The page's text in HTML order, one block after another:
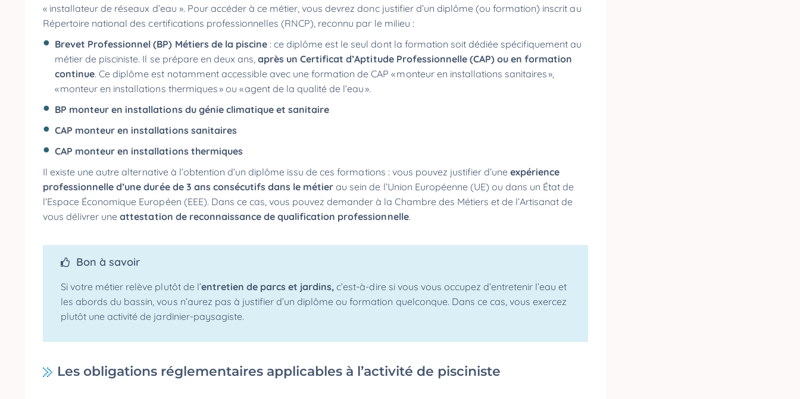
« installateur de réseaux d’eau ». Pour accéder à ce métier, vous devrez donc justifier d’un diplôme (ou formation) inscrit au
Répertoire national des certifications professionnelles (RNCP), reconnu par le milieu :
Brevet Professionnel (BP) Métiers de la piscine: ce diplôme est le seul dont la formation soit dédiée spécifiquement au
métier de pisciniste. Il se prépare en deux ans, après un Certificat d’Aptitude Professionnelle (CAP) ou en formation
continue. Ce diplôme est notamment accessible avec une formation de CAP « monteur en installations sanitaires »,
« monteur en installations thermiques » ou « agent de la qualité de l’eau ».
BP monteur en installations du génie climatique et sanitaire
CAP monteur en installations sanitaires
CAP monteur en installations thermiques
Il existe une autre alternative à l’obtention d’un diplôme issu de ces formations : vous pouvez justifier d’uneexpérience
professionnelle d’une durée de 3 ans consécutifs dans le métier au sein de l’Union Européenne (UE) ou dans un État de
l’Espace Économique Européen (EEE). Dans ce cas, vous pouvez demander à la Chambre des Métiers et de l’Artisanat de
vous délivrer uneattestation de reconnaissance de qualification professionnelle.
Bon à savoir
Si votre métier relève plutôt de l’entretien de parcs et jardins, c’est-à-dire si vous vous occupez d’entretenir l’eau et
les abords du bassin, vous n’aurez pas à justifier d’un diplôme ou formation quelconque. Dans ce cas, vous exercez
plutôt une activité de jardinier-paysagiste.
Les obligations réglementaires applicables à l’activité de pisciniste